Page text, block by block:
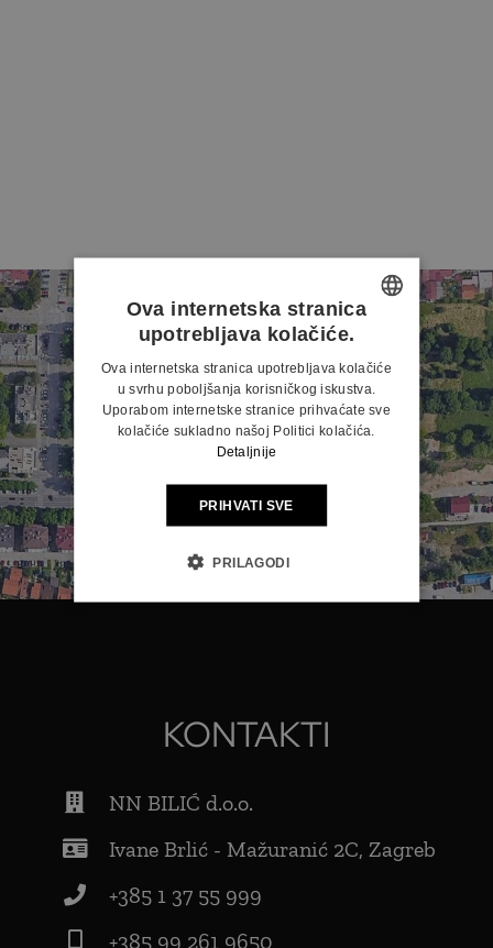
KONTAKTI
NN BILIĆ d.o.o.
Ivane Brlić - Mažuranić 2C, Zagreb
+385 1 37 55 999
+385 99 261 9650
CROATIAN
Ova internetska stranica
upotrebljava kolačiće.
Ova internetska stranica upotrebljava kolačiće
u svrhu poboljšanja korisničkog iskustva.
Uporabom internetske stranice prihvaćate sve
kolačiće sukladno našoj Politici kolačića.
Detaljnije
PRIHVATI SVE
PRILAGODI